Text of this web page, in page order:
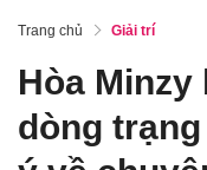
Trang chủ Giải trí
Hòa
dòng